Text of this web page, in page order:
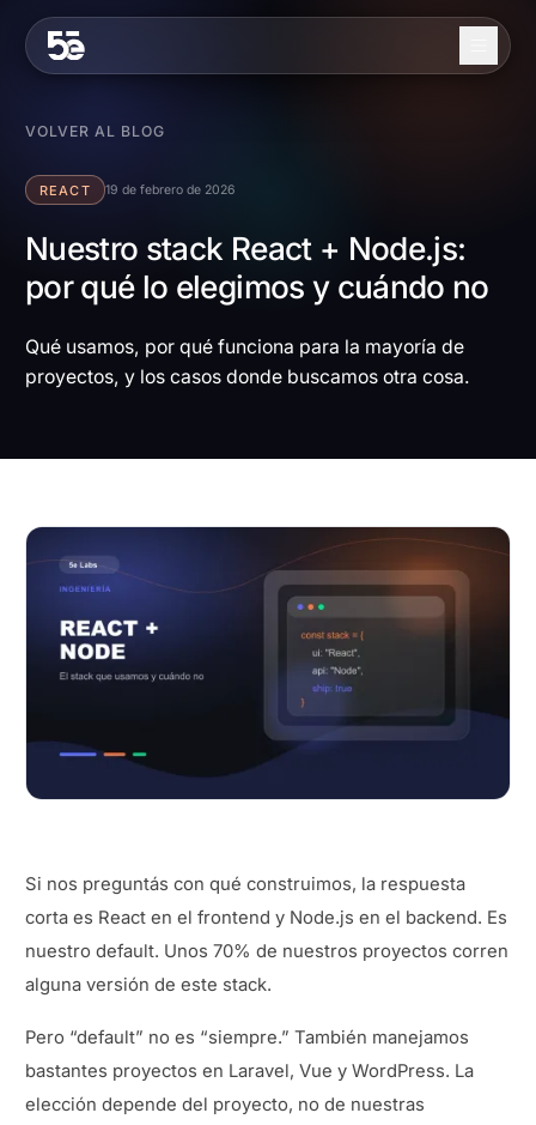
Nosotros
Servicios
Trabajo
Contacto
EN ES
VOLVER AL BLOG
REACT 19 de febrero de 2026
Nuestro stack React + Node.js:
por qué lo elegimos y cuándo no
Qué usamos, por qué funciona para la mayoría de
proyectos, y los casos donde buscamos otra cosa.
Si nos preguntás con qué construimos, la respuesta
corta es React en el frontend y Node.js en el backend. Es
nuestro default. Unos 70% de nuestros proyectos corren
alguna versión de este stack.
Pero “default” no es “siempre.” También manejamos
bastantes proyectos en Laravel, Vue y WordPress. La
elección depende del proyecto, no de nuestras